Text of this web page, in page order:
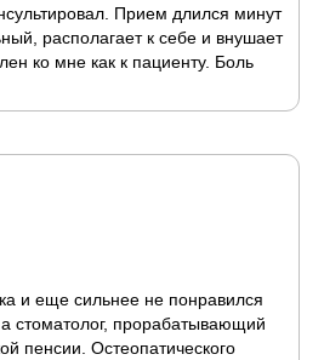
Прием длился минут
располагает к себе и внушает
ко мне как к пациенту. Боль
и еще сильнее не понравился
стоматолог, прорабатывающий
пенсии. Остеопатического